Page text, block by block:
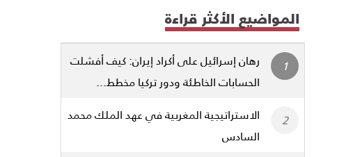
المواضيع الأكثر قراءة
رهان إسرائيل على أكراد إيران: كيف أفشلت
الحسابات الخاطئة ودور تركيا مخطط...
الاستراتيجية المغربية في عهد الملك محمد
السادس